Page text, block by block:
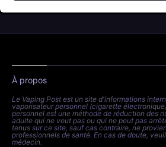
À propos
Le Vaping Post est un site d'informations
vaporisateur personnel (cigarette
personnel est une méthode de réduction des
adulte qui ne veut pas ou qui ne peut pas
tenus sur ce site, sauf cas contraire, ne
professionnels de santé. En cas de doute,
médecin.